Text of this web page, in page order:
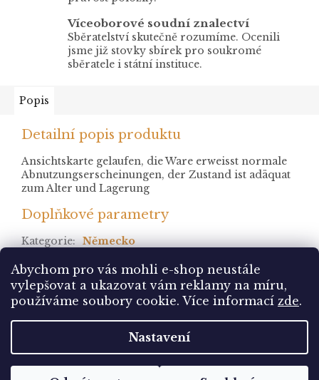
Abychom pro vás mohli e-shop neustále
vylepšovat a ukazovat vám reklamy na míru,
používáme soubory cookie. Více informací zde.
Nastavení
Víceoborové soudní znalectví
Sběratelství skutečně rozumíme. Ocenili
jsme již stovky sbírek pro soukromé
sběratele i státní instituce.
Popis
Detailní popis produktu
Ansichtskarte gelaufen, die Ware erweisst normale
Abnutzungserscheinungen, der Zustand ist adäquat
zum Alter und Lagerung
Doplňkové parametry
Kategorie: Německo
Copyright 2026Pohlednice Sbírám.cz. Všechna